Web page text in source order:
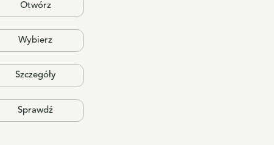
Otwórz
Wybierz
Szczegóły
Sprawdź